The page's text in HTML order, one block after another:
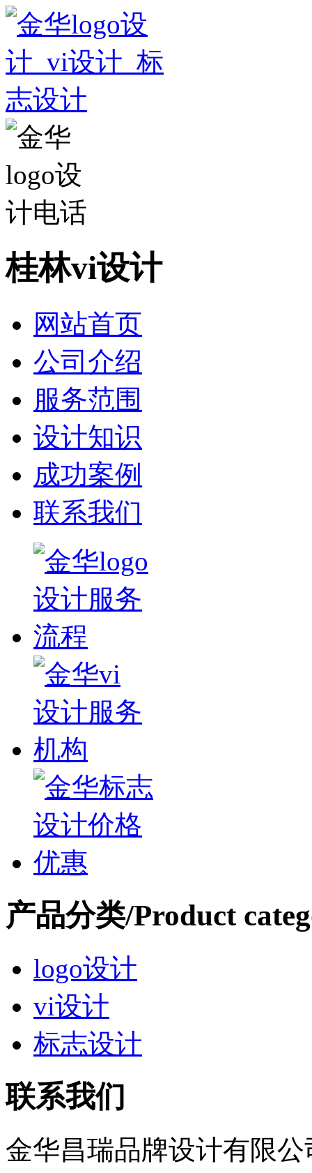
桂林vi设计
网站首页
公司介绍
服务范围
设计知识
成功案例
联系我们
产品分类/Product
logo设计
vi设计
标志设计
联系我们
金华昌瑞品牌设计有限公